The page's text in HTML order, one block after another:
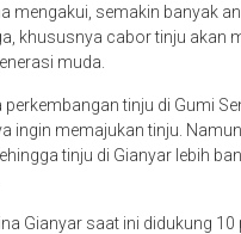
mengakui, semakin banyak
khususnya cabor tinju akan
muda.
perkembangan tinju di Gumi
ingin memajukan tinju.
tinju di Gianyar lebih
Gianyar saat ini didukung